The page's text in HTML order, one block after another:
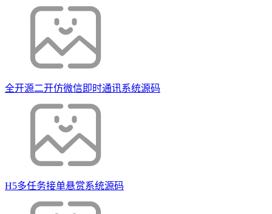
全开源二开仿微信即时通讯系统源码
H5多任务接单悬赏系统源码